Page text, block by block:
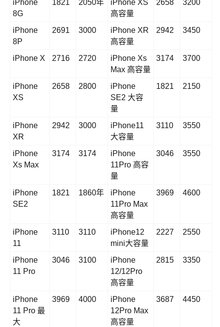
iPhone
8G
1821 2050年
iPhone XS
高容量
2658 3200
iPhone
8P
2691 3000
iPhone XR
高容量
2942 3450
iPhone X 2716 2720
iPhone Xs
Max 高容量
3174 3700
iPhone
XS
2658 2800
iPhone
SE2 大容
量
1821 2150
iPhone
XR
2942 3000
iPhone11
大容量
3110 3550
iPhone
Xs Max
3174 3174
iPhone
11Pro 高容
量
3046 3550
iPhone
SE2
1821 1860年
iPhone
11Pro Max
高容量
3969 4600
iPhone
11
3110 3110
iPhone12
mini大容量
2227 2550
iPhone
11 Pro
3046 3100
iPhone
12/12Pro
高容量
2815 3350
iPhone
11 Pro 最
大
3969 4000
iPhone
12Pro Max
高容量
3687 4450